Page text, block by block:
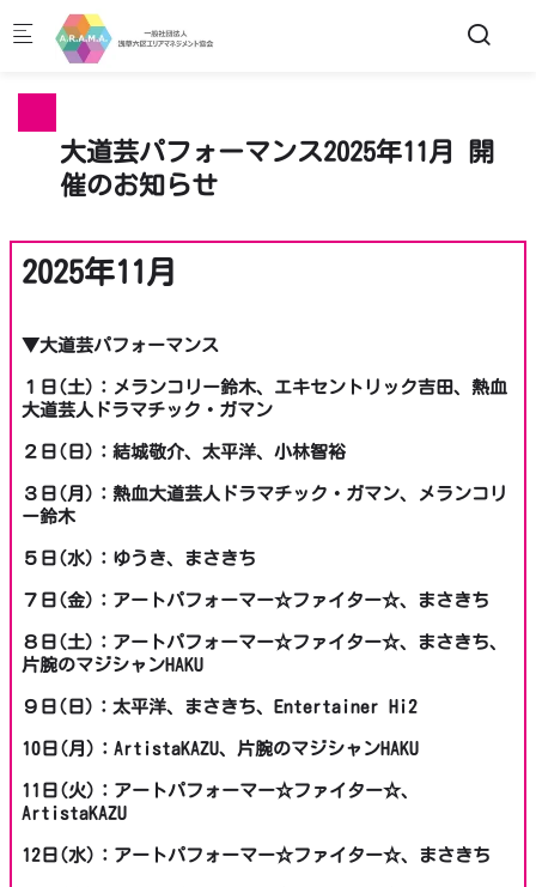
Skip to main content
大道芸パフォーマンス2025年11月 開
催のお知らせ
2025年11月
▼大道芸パフォーマンス
１日(土)：メランコリー鈴木、エキセントリック吉田、熱血
大道芸人ドラマチック・ガマン
２日(日)：結城敬介、太平洋、小林智裕
３日(月)：熱血大道芸人ドラマチック・ガマン、メランコリ
ー鈴木
５日(水)：ゆうき、まさきち
７日(金)：アートパフォーマー☆ファイター☆、まさきち
８日(土)：アートパフォーマー☆ファイター☆、まさきち、
片腕のマジシャンHAKU
９日(日)：太平洋、まさきち、Entertainer Hi2
10日(月)：ArtistaKAZU、片腕のマジシャンHAKU
11日(火)：アートパフォーマー☆ファイター☆、
ArtistaKAZU
12日(水)：アートパフォーマー☆ファイター☆、まさきち